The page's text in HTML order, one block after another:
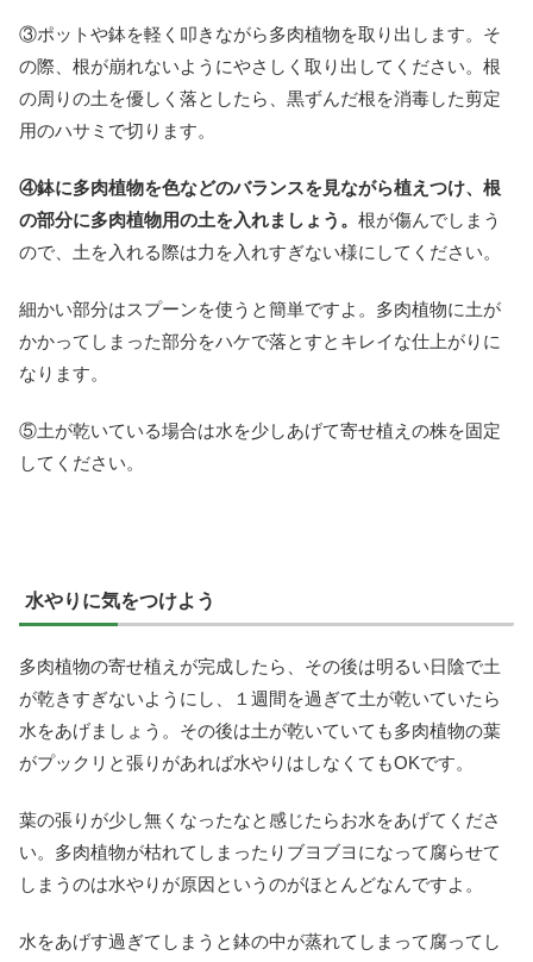
③ポットや鉢を軽く叩きながら多肉植物を取り出します。そ
の際、根が崩れないようにやさしく取り出してください。根
の周りの土を優しく落としたら、黒ずんだ根を消毒した剪定
用のハサミで切ります。
④鉢に多肉植物を色などのバランスを見ながら植えつけ、根
の部分に多肉植物用の土を入れましょう。 根が傷んでしまう
ので、土を入れる際は力を入れすぎない様にしてください。
細かい部分はスプーンを使うと簡単ですよ。多肉植物に土が
かかってしまった部分をハケで落とすとキレイな仕上がりに
なります。
⑤土が乾いている場合は水を少しあげて寄せ植えの株を固定
してください。
水やりに気をつけよう
多肉植物の寄せ植えが完成したら、その後は明るい日陰で土
が乾きすぎないようにし、１週間を過ぎて土が乾いていたら
水をあげましょう。その後は土が乾いていても多肉植物の葉
がプックリと張りがあれば水やりはしなくてもOKです。
葉の張りが少し無くなったなと感じたらお水をあげてくださ
い。多肉植物が枯れてしまったりブヨブヨになって腐らせて
しまうのは水やりが原因というのがほとんどなんですよ。
水をあげす過ぎてしまうと鉢の中が蒸れてしまって腐ってし